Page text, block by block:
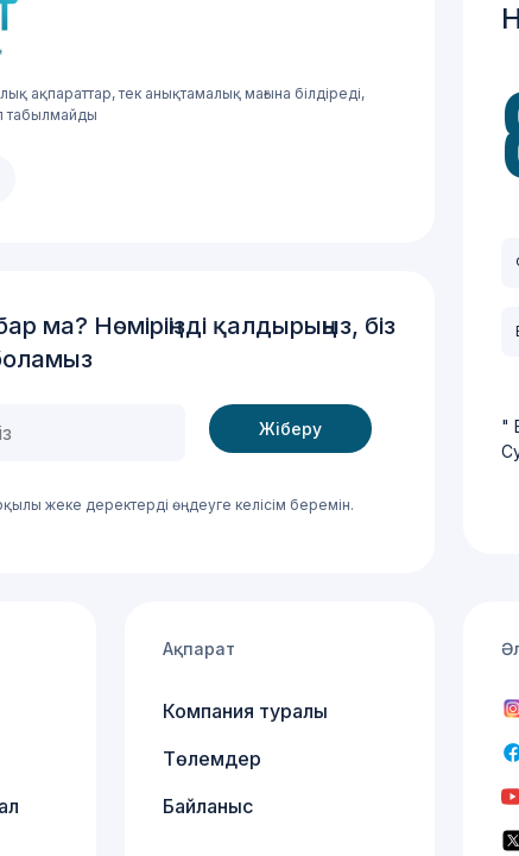
ақпараттар, тек анықтамалық мағына білдіреді,
табылмайды
ма? Нөміріңізді қалдырыңыз, біз
жеке деректерді өңдеуге келісім беремін.
Ақпарат
Компания туралы
Төлемдер
Байланыс